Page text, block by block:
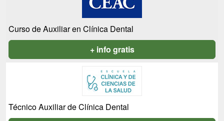
Curso de Auxiliar en Clínica Dental
+ info gratis
Técnico Auxiliar de Clínica Dental